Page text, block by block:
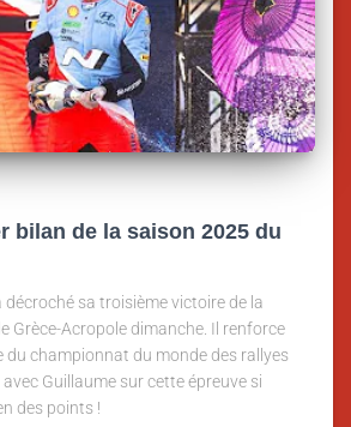
bilan de la saison 2025 du
décroché sa troisième victoire de la
Grèce-Acropole dimanche. Il renforce
du championnat du monde des rallyes
Guillaume sur cette épreuve si
des points !